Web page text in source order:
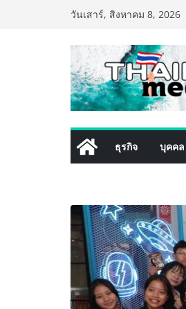
วันเสาร์, สิงหาคม 8, 2026
ธุรกิจ บุคคล